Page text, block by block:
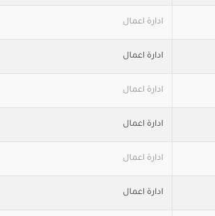
ادارة اعمال
ادارة اعمال
ادارة اعمال
ادارة اعمال
ادارة اعمال
ادارة اعمال